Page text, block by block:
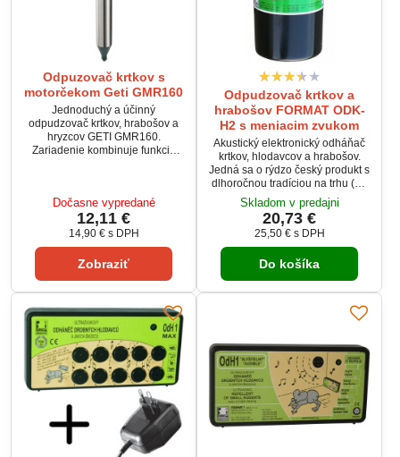
Odpuzovač krtkov s
motorčekom Geti GMR160
Jednoduchý a účinný
odpudzovač krtkov, hrabošov a
hryzcov GETI GMR160.
Zariadenie kombinuje funkciu
hlodavcov.
Dočasne vypredané
12,11 €
14,90 € s DPH
Zobraziť
Odpudzovač krtkov a
hrabošov FORMAT ODK-
H2 s meniacim zvukom
Akustický elektronický odháňač
krtkov, hlodavcov a hrabošov.
Jedná sa o rýdzo český produkt s
dlhoročnou tradíciou na trhu (od
r. 1991) vyrábaný priamo u nás
vo firme FORMAT1 spol. s r. o.
Verzia OdKH2 je druhým,
vylepšeným modelom
obľúbeného radu OdKH. Veľmi
spoľahlivý, výkonný, za dobu viac
ako 29 rokov overený mnohými
zákazníkmi. Neškodný ako pre
človeka a domáce hospodárske
Skladom v predajni
20,73 €
25,50 € s DPH
Do košíka